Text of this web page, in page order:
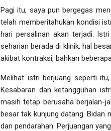
Pagi itu, saya pun bergegas
telah memberitahukan kondisi
hari persalinan akan terjadi.
seharian berada di klinik, hal
akibat kontraksi, bahkan
Melihat istri berjuang seperti
Kesabaran dan ketangguhan
masih tetap berusaha berjalan-
besar tak kunjung datang. Bidan
dan pendarahan. Perjuangan